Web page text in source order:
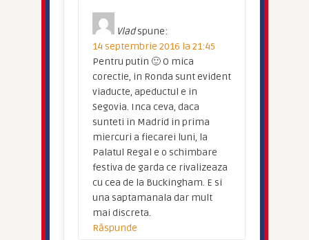
Vlad spune:
14 septembrie 2016 la 21:45
Pentru putin 🙂 O mica
corectie, in Ronda sunt evident
viaducte, apeductul e in
Segovia. Inca ceva, daca
sunteti in Madrid in prima
miercuri a fiecarei luni, la
Palatul Regal e o schimbare
festiva de garda ce rivalizeaza
cu cea de la Buckingham. E si
una saptamanala dar mult
mai discreta.
Răspunde